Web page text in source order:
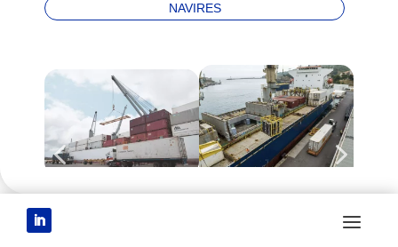
NAVIRES